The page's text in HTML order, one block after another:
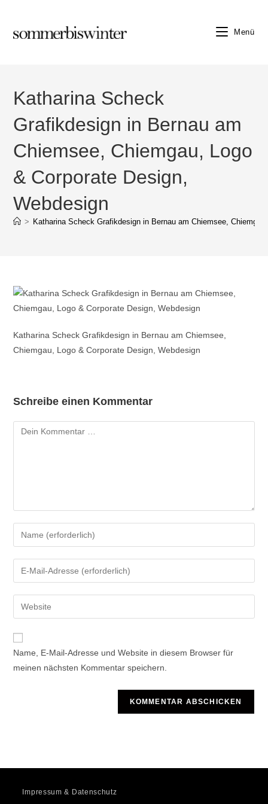
springen
Menü
Katharina Scheck
Grafikdesign in Bernau am
Chiemsee, Chiemgau, Logo
& Corporate Design,
Webdesign
> Katharina Scheck Grafikdesign in Bernau am Chiemsee,
Katharina Scheck Grafikdesign in Bernau am Chiemsee,
Chiemgau, Logo & Corporate Design, Webdesign
Schreibe einen Kommentar
Kommentar
deinen
Namen
oder
zum
Kommentieren
ein
deine
E-
Mail-
zum
Kommentieren
ein
deine
Website-
Name, E-Mail-Adresse und Website in diesem Browser für
meinen nächsten Kommentar speichern.
Impressum & Datenschutz